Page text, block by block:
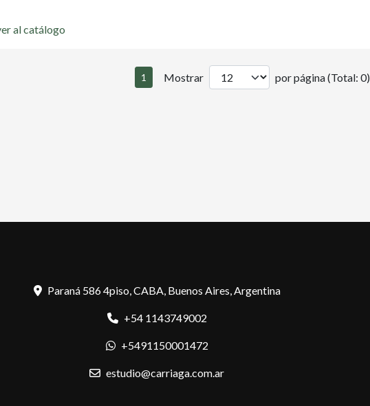
al catálogo
1 Mostrar por página (Total: 0)
Paraná 586 4piso, CABA, Buenos Aires, Argentina
+54 1143749002
+5491150001472
estudio@carriaga.com.ar